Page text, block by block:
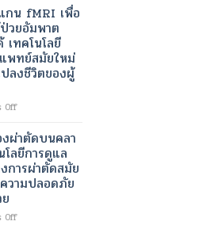
ขา
ที่
สุขภาพ
ดี
และ
อินฟราเรด
เพื่อ
ช่วย
สลาย
ไข
มัน
จุด
เร่ง
อัตรา
การ
เผา
ผลาญ
กน fMRI เพื่อ
วยอัมพาต
เทคโนโลยี
พทย์สมัยใหม่
ลงชีวิตของผู้
Offon
สแกน
fMRI
เพื่อ
ช่วย
ให้
ป่วย
ผ่าตัดบนคลา
โลยีการดูแล
การผ่าตัดสมัย
วามปลอดภัย
Offon